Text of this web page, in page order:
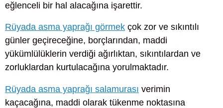
eğlenceli bir hal alacağına işarettir.
Rüyada asma yaprağı görmek çok zor ve sıkıntılı
günler geçireceğine, borçlarından, maddi
yükümlülüklerin verdiği ağırlıktan, sıkıntılardan ve
zorluklardan kurtulacağına yorulmaktadır.
Rüyada asma yaprağı salamurası verimin
kaçacağına, maddi olarak tükenme noktasına